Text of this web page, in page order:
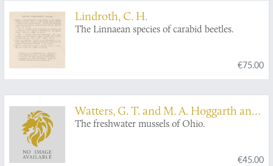
Lindroth, C. H.
The Linnaean species of carabid beetles.
€75.00
Watters, G. T. and M. A. Hoggarth and
D. H. Stansbery
The freshwater mussels of Ohio.
€45.00